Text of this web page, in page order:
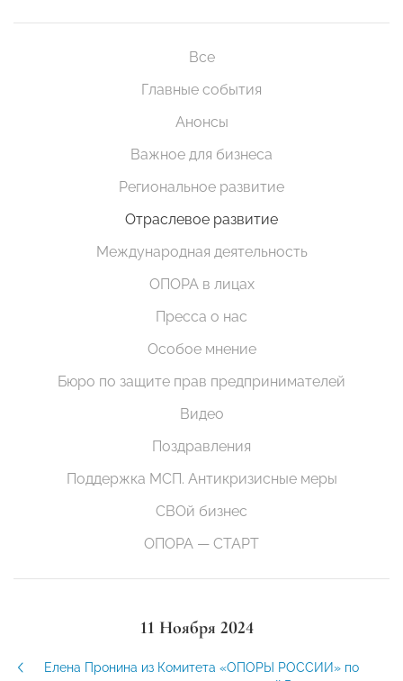
Все
Главные события
Анонсы
Важное для бизнеса
Региональное развитие
Отраслевое развитие
Международная деятельность
ОПОРА в лицах
Пресса о нас
Особое мнение
Бюро по защите прав предпринимателей
Видео
Поздравления
Поддержка МСП. Антикризисные меры
СВОй бизнес
ОПОРА — СТАРТ
11 Ноября 2024
Елена Пронина из Комитета «ОПОРЫ РОССИИ» по